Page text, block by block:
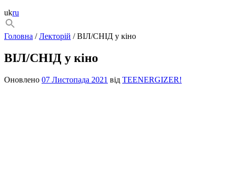
ukru
Головна /Лекторій / ВІЛ/СНІД у кіно
ВІЛ/СНІД у кіно
Оновлено 07 Листопада 2021 від TEENERGIZER!